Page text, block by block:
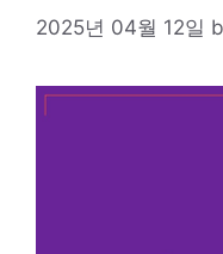
2025년 04월 12일